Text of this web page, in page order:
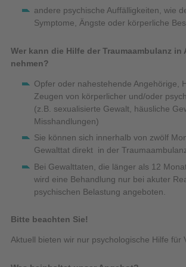
andere psychische Auffälligkeiten, wie
Symptome, Ängste oder körperliche
Wer kann die Hilfe der Traumaambulanz in
nehmen?
Opfer oder nahestehende Angehörige,
Zeugen von körperlicher und/oder
(z.B. sexualisierte Gewalt, häusliche
Misshandlungen)
Sie können sich innerhalb von zwölf
Gewalttat direkt in der
Bei Gewalttaten, die länger als 12
wird eine Behandlung nur bei akuter
psychischen Belastung angeboten.
Bitte beachten Sie!
Aktuell bieten wir nur psychologische Hilfe für